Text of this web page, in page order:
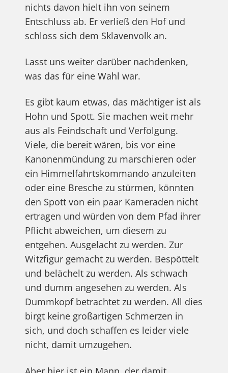
nichts davon hielt ihn von seinem
Entschluss ab. Er verließ den Hof und
schloss sich dem Sklavenvolk an.
Lasst uns weiter darüber nachdenken,
was das für eine Wahl war.
Es gibt kaum etwas, das mächtiger ist als
Hohn und Spott. Sie machen weit mehr
aus als Feindschaft und Verfolgung.
Viele, die bereit wären, bis vor eine
Kanonenmündung zu marschieren oder
ein Himmelfahrtskommando anzuleiten
oder eine Bresche zu stürmen, könnten
den Spott von ein paar Kameraden nicht
ertragen und würden von dem Pfad ihrer
Pflicht abweichen, um diesem zu
entgehen. Ausgelacht zu werden. Zur
Witzfigur gemacht zu werden. Bespöttelt
und belächelt zu werden. Als schwach
und dumm angesehen zu werden. Als
Dummkopf betrachtet zu werden. All dies
birgt keine großartigen Schmerzen in
sich, und doch schaffen es leider viele
nicht, damit umzugehen.